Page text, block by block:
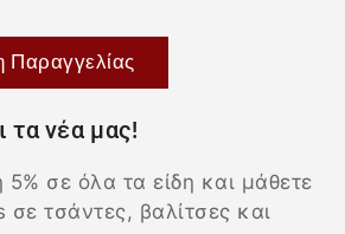
τα νέα μας!
σε όλα τα είδη και μάθετε
τσάντες, βαλίτσες και